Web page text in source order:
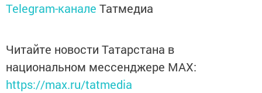
Telegram-канале Татмедиа
Читайте новости Татарстана в
национальном мессенджере MАХ:
https://max.ru/tatmedia